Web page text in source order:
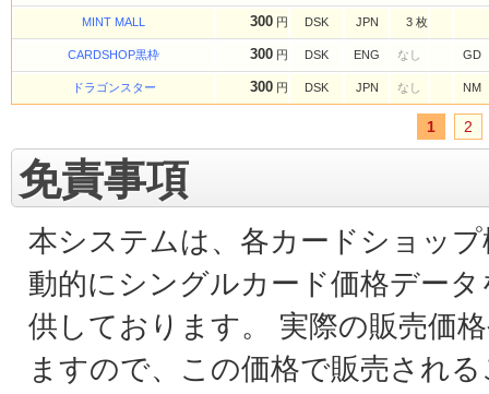
MINT MALL 300 円 DSK JPN 3 枚
CARDSHOP黒枠 300 円 DSK ENG なし GD
ドラゴンスター 300 円 DSK JPN なし NM
1 2
免責事項
本システムは、各カードショッ
動的にシングルカード価格デー
供しております。 実際の販売価
ますので、この価格で販売され